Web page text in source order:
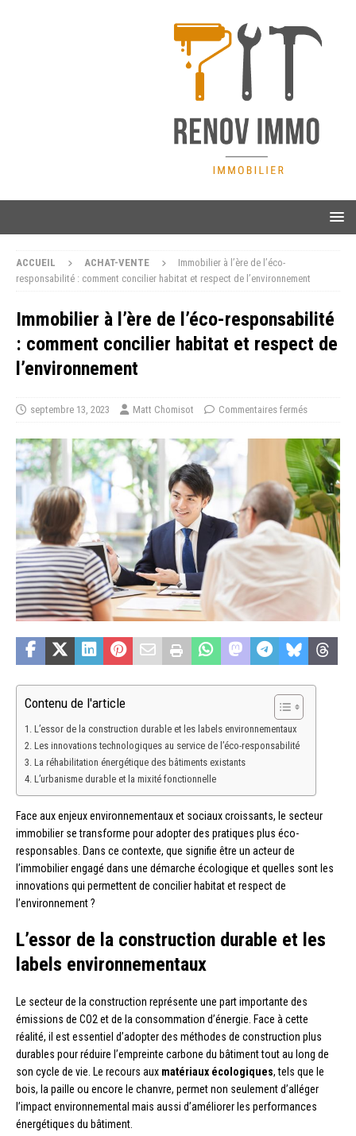
ACCUEIL ACHAT-VENTE
Immobilier à l’ère de l’éco-
responsabilité : comment concilier habitat et respect de l’environnement
Immobilier à l’ère de l’éco-responsabilité
: comment concilier habitat et respect de
l’environnement
septembre 13, 2023 Matt Chomisot Commentaires fermés
Contenu de l'article
L’essor de la construction durable et les labels environnementaux
Les innovations technologiques au service de l’éco-responsabilité
La réhabilitation énergétique des bâtiments existants
L’urbanisme durable et la mixité fonctionnelle
Face aux enjeux environnementaux et sociaux croissants, le secteur
immobilier se transforme pour adopter des pratiques plus éco-
responsables. Dans ce contexte, que signifie être un acteur de
l’immobilier engagé dans une démarche écologique et quelles sont les
innovations qui permettent de concilier habitat et respect de
l’environnement ?
L’essor de la construction durable et les
labels environnementaux
Le secteur de la construction représente une part importante des
émissions de CO2 et de la consommation d’énergie. Face à cette
réalité, il est essentiel d’adopter des méthodes de construction plus
durables pour réduire l’empreinte carbone du bâtiment tout au long de
son cycle de vie. Le recours aux matériaux écologiques, tels que le
bois, la paille ou encore le chanvre, permet non seulement d’alléger
l’impact environnemental mais aussi d’améliorer les performances
énergétiques du bâtiment.